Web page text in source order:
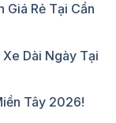
Giá Rẻ Tại Cần
Dài Ngày Tại
Tây 2026!